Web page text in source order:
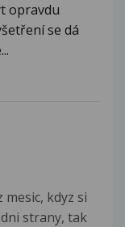
opravdu
se dá
kdyz si
strany, tak